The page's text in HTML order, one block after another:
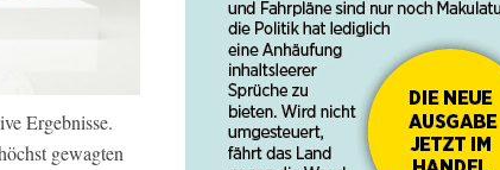
Ergebnisse.
gewagten